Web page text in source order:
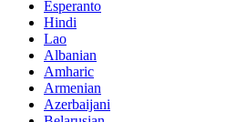
Esperanto
Hindi
Lao
Albanian
Amharic
Armenian
Azerbaijani